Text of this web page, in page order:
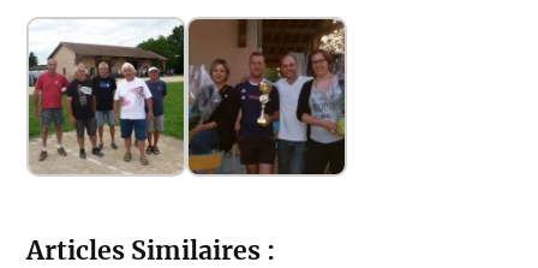
Articles Similaires :